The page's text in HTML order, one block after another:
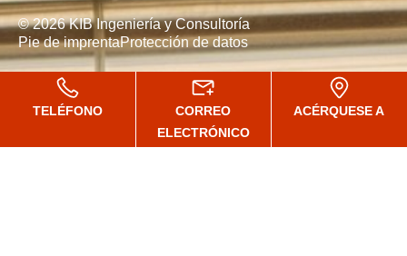
© 2026 KIB Ingeniería y Consultoría
Pie de imprentaProtección de datos
TELÉFONO
CORREO
ELECTRÓNICO
ACÉRQUESE A